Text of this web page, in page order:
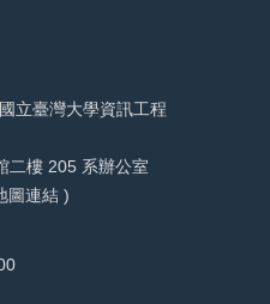
立臺灣大學資訊工程
二樓 205 系辦公室
圖連結 )